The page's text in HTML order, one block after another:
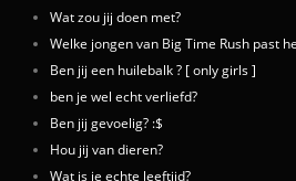
Wat zou jij doen met?
Welke jongen van Big Time Rush past
Ben jij een huilebalk ? [ only girls ]
ben je wel echt verliefd?
Ben jij gevoelig? :$
Hou jij van dieren?
Wat is je echte leeftijd?